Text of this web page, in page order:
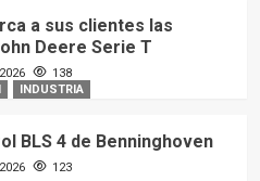
a sus clientes las
Deere Serie T
138
INDUSTRIA
BLS 4 de Benninghoven
123